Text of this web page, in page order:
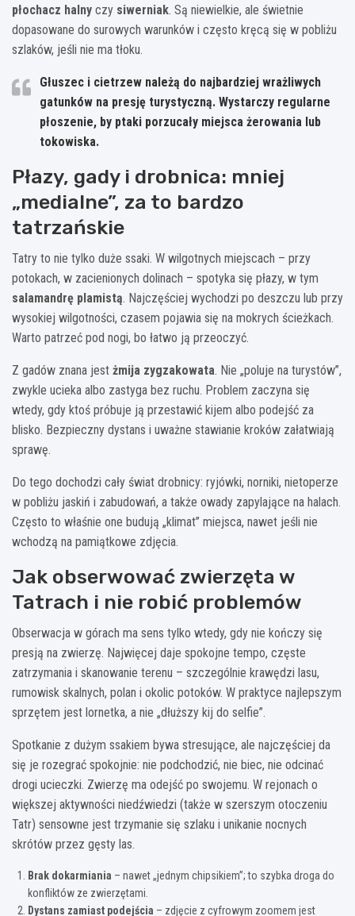
płochacz halny czy siwerniak. Są niewielkie, ale świetnie
dopasowane do surowych warunków i często kręcą się w pobliżu
szlaków, jeśli nie ma tłoku.
Głuszec i cietrzew należą do najbardziej wrażliwych
gatunków na presję turystyczną. Wystarczy regularne
płoszenie, by ptaki porzucały miejsca żerowania lub
tokowiska.
Płazy, gady i drobnica: mniej
„medialne”, za to bardzo
tatrzańskie
Tatry to nie tylko duże ssaki. W wilgotnych miejscach – przy
potokach, w zacienionych dolinach – spotyka się płazy, w tym
salamandrę plamistą. Najczęściej wychodzi po deszczu lub przy
wysokiej wilgotności, czasem pojawia się na mokrych ścieżkach.
Warto patrzeć pod nogi, bo łatwo ją przeoczyć.
Z gadów znana jest żmija zygzakowata. Nie „poluje na turystów”,
zwykle ucieka albo zastyga bez ruchu. Problem zaczyna się
wtedy, gdy ktoś próbuje ją przestawić kijem albo podejść za
blisko. Bezpieczny dystans i uważne stawianie kroków załatwiają
sprawę.
Do tego dochodzi cały świat drobnicy: ryjówki, norniki, nietoperze
w pobliżu jaskiń i zabudowań, a także owady zapylające na halach.
Często to właśnie one budują „klimat” miejsca, nawet jeśli nie
wchodzą na pamiątkowe zdjęcia.
Jak obserwować zwierzęta w
Tatrach i nie robić problemów
Obserwacja w górach ma sens tylko wtedy, gdy nie kończy się
presją na zwierzę. Najwięcej daje spokojne tempo, częste
zatrzymania i skanowanie terenu – szczególnie krawędzi lasu,
rumowisk skalnych, polan i okolic potoków. W praktyce najlepszym
sprzętem jest lornetka, a nie „dłuższy kij do selfie”.
Spotkanie z dużym ssakiem bywa stresujące, ale najczęściej da
się je rozegrać spokojnie: nie podchodzić, nie biec, nie odcinać
drogi ucieczki. Zwierzę ma odejść po swojemu. W rejonach o
większej aktywności niedźwiedzi (także w szerszym otoczeniu
Tatr) sensowne jest trzymanie się szlaku i unikanie nocnych
skrótów przez gęsty las.
Brak dokarmiania – nawet „jednym chipsikiem”; to szybka droga do
konfliktów ze zwierzętami.
Dystans zamiast podejścia – zdjęcie z cyfrowym zoomem jest